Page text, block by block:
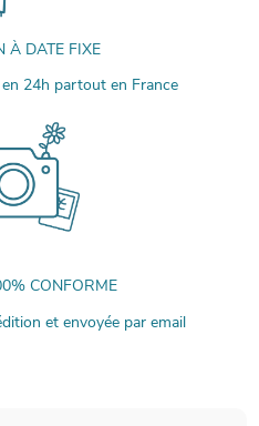
À DATE FIXE
24h partout en France
CONFORME
et envoyée par email